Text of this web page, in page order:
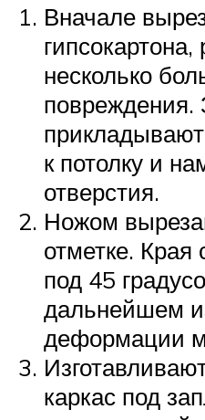
Вначале
несколько
повреждения.
к потолку и
отверстия.
Ножом
отметке. Края
под 45
дальнейшем
деформации
каркас под